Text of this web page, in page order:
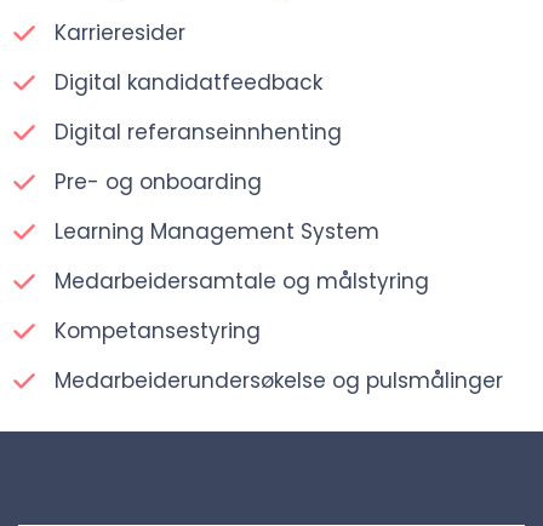
Karrieresider
Digital kandidatfeedback
Digital referanseinnhenting
Pre- og onboarding
Learning Management System
Medarbeidersamtale og målstyring
Kompetansestyring
Medarbeiderundersøkelse og pulsmålinger